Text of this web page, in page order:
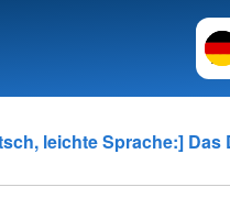
leichte Sprache:] Das